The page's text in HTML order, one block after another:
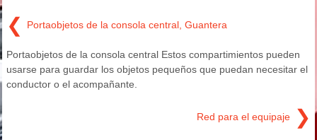
❮ Portaobjetos de la consola central, Guantera
Portaobjetos de la consola central Estos compartimientos pueden
usarse para guardar los objetos pequeños que puedan necesitar el
conductor o el acompañante.
Red para el equipaje ❯